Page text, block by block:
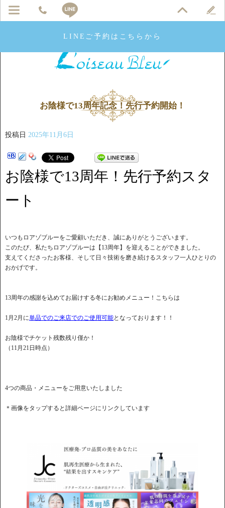
LINEご予約はこちらから
お陰様で13周年記念！先行予約開始！
投稿日 2025年11月6日
お陰様で13周年！先行予約スタ
ート
いつもロアゾブルーをご愛顧いただき、誠にありがとうございます。
このたび、私たちロアゾブルーは【13周年】を迎えることができました。
支えてくださったお客様、そして日々技術を磨き続けるスタッフ一人ひとりの
おかげです。
13周年の感謝を込めてお届けする冬にお勧めメニュー！こちらは
1月2月に単品でのご来店でのご使用可能となっております！！
お陰様でチケット残数残り僅か！
（11月21日時点）
4つの商品・メニューをご用意いたしました
＊画像をタップすると詳細ページにリンクしています